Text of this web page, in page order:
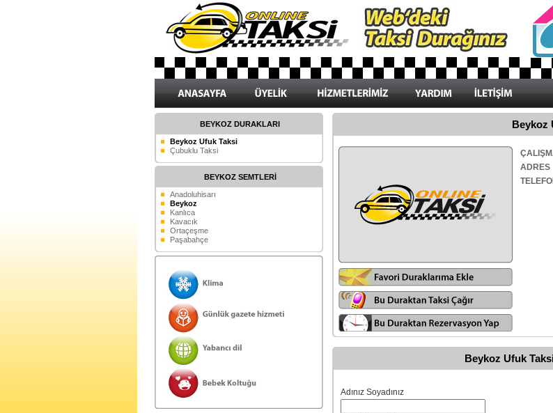
BEYKOZ DURAKLARI
Beykoz Ufuk Taksi
Çubuklu Taksi
BEYKOZ SEMTLERİ
Anadoluhisarı
Beykoz
Kanlıca
Kavacık
Ortaçeşme
Paşabahçe
Beykoz
ADRES
Beykoz Ufuk
Adınız Soyadınız